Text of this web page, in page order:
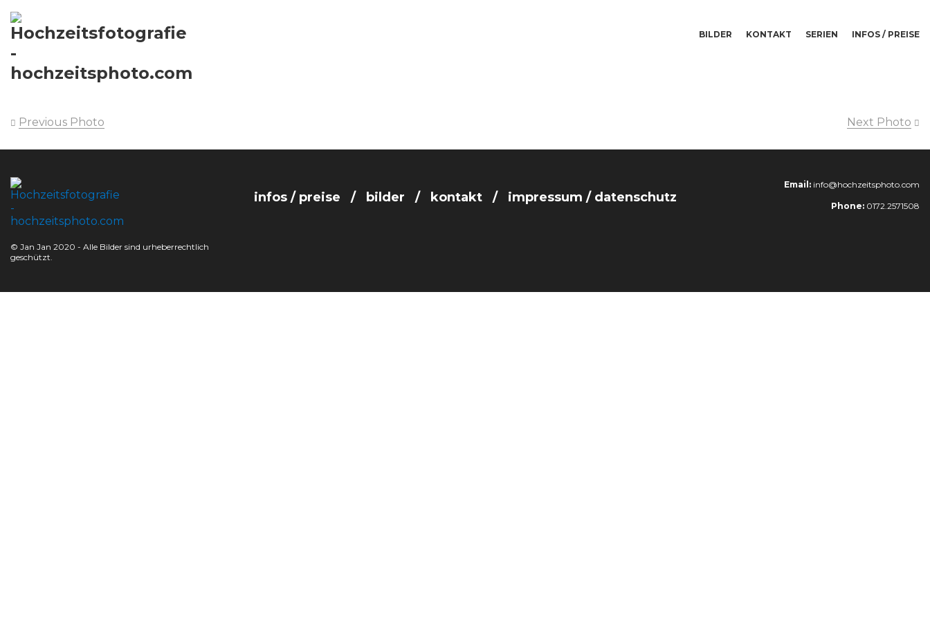
BILDER KONTAKT SERIEN INFOS / PREISE
Previous Photo Next Photo
© Jan Jan 2020 - Alle Bilder sind urheberrechtlich
geschützt.
infos / preise bilder kontakt impressum / datenschutz
Email: info@hochzeitsphoto.com
Phone: 0172.2571508